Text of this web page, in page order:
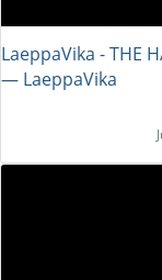
LaeppaVika - THE
― LaeppaVika